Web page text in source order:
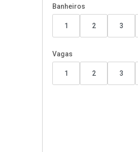
Banheiros
1 2 3
Vagas
1 2 3